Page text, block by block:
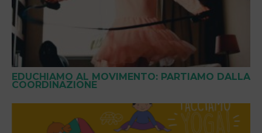
EDUCHIAMO AL MOVIMENTO: PARTIAMO DALLA
COORDINAZIONE